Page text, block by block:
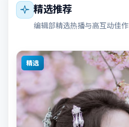
精选推荐
编辑部精选热播与高互动佳作
精选